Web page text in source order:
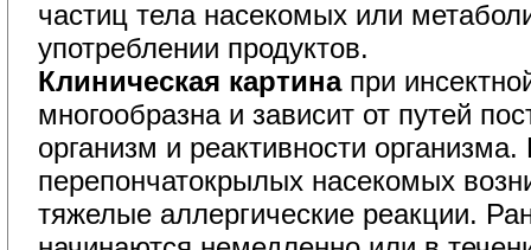
частиц тела насекомых или
употреблении продуктов.
Клиническая картинапри
многообразна и зависит от путей
организм и реактивности организма.
перепончатокрылых насекомых
тяжелые аллергические реакции.